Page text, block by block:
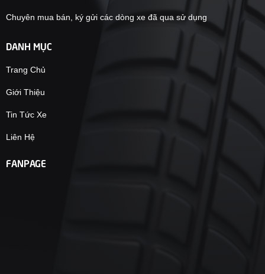
Chuyên mua bán, ký gửi các dòng xe đã qua sử dụng
DANH MỤC
Trang Chủ
Giới Thiệu
Tin Tức Xe
Liên Hệ
FANPAGE